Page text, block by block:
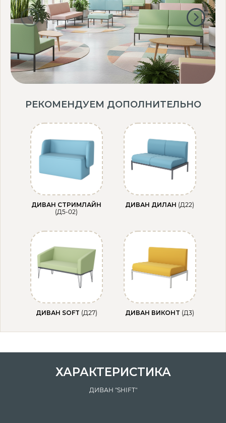
использования.
Комфорт и поддержка для пользователей, даже при
длительном сидении.
Стильный и нейтральный дизайн, который дополняет любой
интерьер.
Банкетка Shift модель БМ28 — это сочетание практичности,
комфорта и современного дизайна. Закажите сейчас и
создайте уютное и функциональное пространство для отдыха
и ожидания!
РЕКОМЕНДУЕМ ДОПОЛНИТЕЛЬНО
ДИВАН СТРИМЛАЙН
(Д5-02)
ДИВАН ДИЛАН (Д22)
ДИВАН SOFT (Д27) ДИВАН ВИКОНТ (Д3)
ХАРАКТЕРИСТИКА
ДИВАН "SHIFT"